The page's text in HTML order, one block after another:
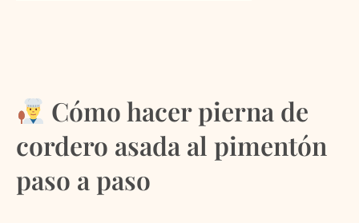
Cómo hacer pierna de
cordero asada al pimentón
paso a paso